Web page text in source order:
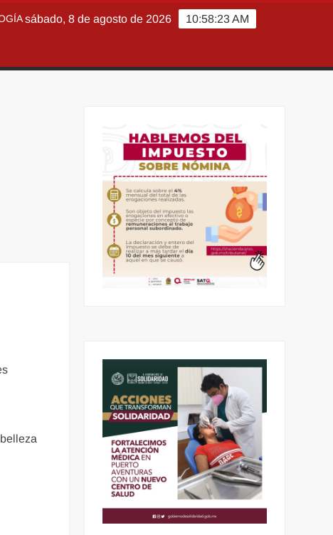
10:58:25 AM
sábado, 8 de agosto de 2026